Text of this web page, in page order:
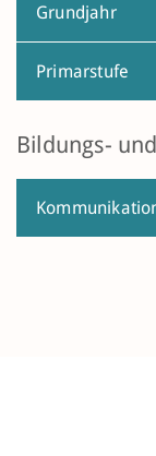
Grundjahr
Primarstufe
Bildungs-